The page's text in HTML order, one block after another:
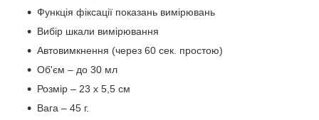
Функція фіксації показань вимірювань
Вибір шкали вимірювання
Автовимкнення (через 60 сек. простою)
Об'єм – до 30 мл
Розмір – 23 х 5,5 см
Вага – 45 г.